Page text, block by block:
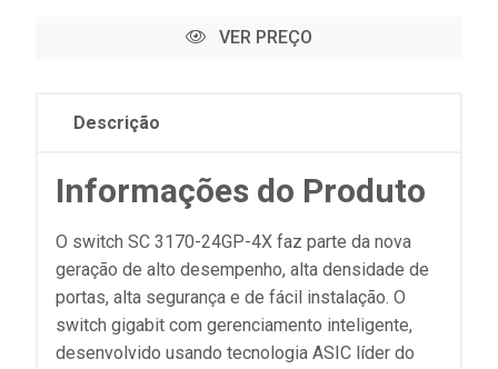
VER PREÇO
Descrição
Informações do Produto
O switch SC 3170-24GP-4X faz parte da nova
geração de alto desempenho, alta densidade de
portas, alta segurança e de fácil instalação. O
switch gigabit com gerenciamento inteligente,
desenvolvido usando tecnologia ASIC líder do